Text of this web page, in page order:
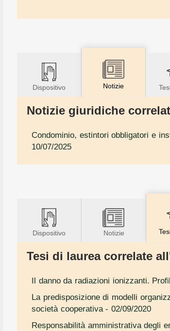
Dispositivo Notizie
Notizie giuridiche
Condominio, estintori obbligatori e
10/07/2025
Dispositivo Notizie
Tesi di laurea correlate
Il danno da radiazioni ionizzanti.
La predisposizione di modelli
società cooperativa- 02/09/2020
Responsabilità amministrativa degli